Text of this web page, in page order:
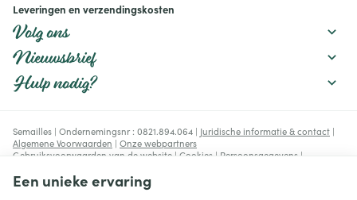
Leveringen en verzendingskosten
Volg ons
Nieuwsbrief
Hulp nodig?
Semailles | Ondernemingsnr : 0821.894.064 | Juridische informatie & contact |
Algemene Voorwaarden | Onze webpartners
Gebruiksvoorwaarden van de website | Cookies | Persoonsgegevens |
© Copyright 2023-2026 -E-net Business
handelaars, zelfstandigen & Kmo's.
Een unieke ervaring